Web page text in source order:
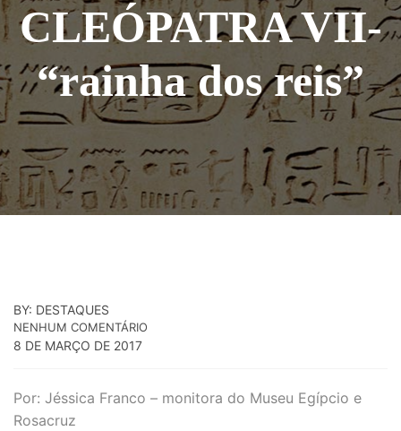
CLEÓPATRA VII-
“rainha dos reis”
BY: DESTAQUES
NENHUM COMENTÁRIO
8 DE MARÇO DE 2017
Por: Jéssica Franco – monitora do Museu Egípcio e
Rosacruz